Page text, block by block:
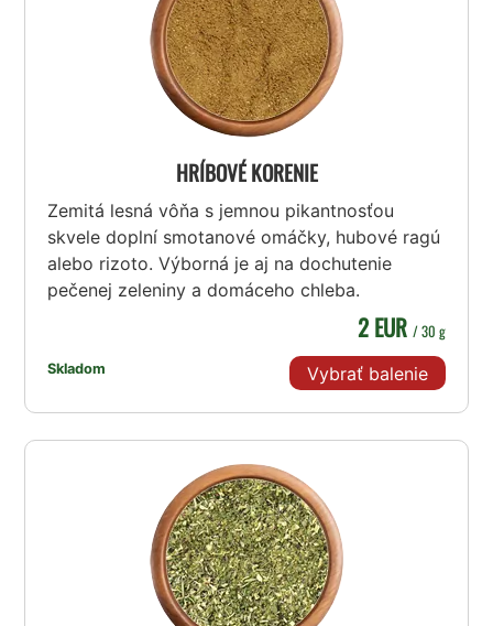
HRÍBOVÉ KORENIE
Zemitá lesná vôňa s jemnou pikantnosťou
skvele doplní smotanové omáčky, hubové ragú
alebo rizoto. Výborná je aj na dochutenie
pečenej zeleniny a domáceho chleba.
Skladom
2 EUR / 30 g
Vybrať balenie